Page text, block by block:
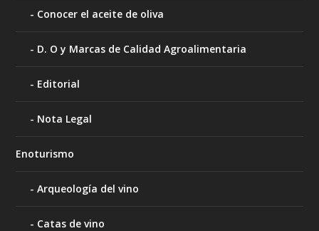
Conocer el aceite de oliva
D. O y Marcas de Calidad Agroalimentaria
Editorial
Nota Legal
Enoturismo
Arqueología del vino
Catas de vino